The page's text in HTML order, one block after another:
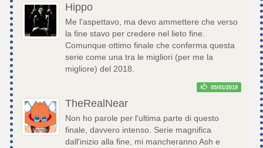
Hippo
Me l'aspettavo, ma devo ammettere che verso
la fine stavo per credere nel lieto fine.
Comunque ottimo finale che conferma questa
serie come una tra le migliori (per me la
migliore) del 2018.
05/01/2019
TheRealNear
Non ho parole per l'ultima parte di questo
finale, davvero intenso. Serie magnifica
dall'inizio alla fine, mi mancheranno Ash e